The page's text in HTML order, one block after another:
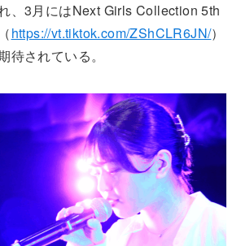
、3月にはNext Girls Collection 5th
https://vt.tiktok.com/ZShCLR6JN/）
待されている。